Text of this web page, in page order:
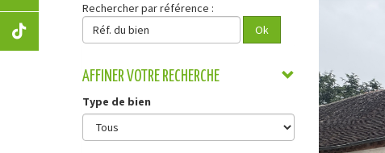
Rechercher par référence :
Réf.
du
Ok
AFFINER VOTRE RECHERCHE
Type de bien